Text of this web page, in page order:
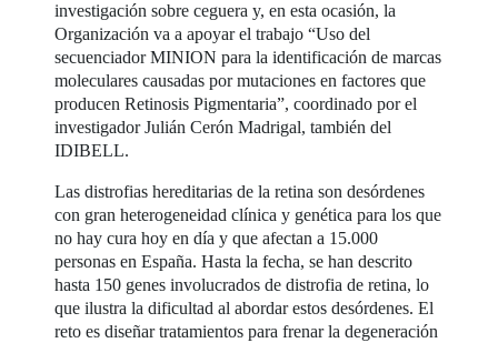
investigación sobre ceguera y, en esta ocasión, la
Organización va a apoyar el trabajo “Uso del
secuenciador MINION para la identificación de marcas
moleculares causadas por mutaciones en factores que
producen Retinosis Pigmentaria”, coordinado por el
investigador Julián Cerón Madrigal, también del
IDIBELL.
Las distrofias hereditarias de la retina son desórdenes
con gran heterogeneidad clínica y genética para los que
no hay cura hoy en día y que afectan a 15.000
personas en España. Hasta la fecha, se han descrito
hasta 150 genes involucrados de distrofia de retina, lo
que ilustra la dificultad al abordar estos desórdenes. El
reto es diseñar tratamientos para frenar la degeneración